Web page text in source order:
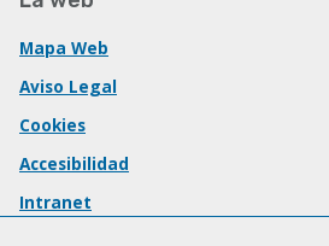
Mapa Web
Aviso Legal
Cookies
Accesibilidad
Intranet